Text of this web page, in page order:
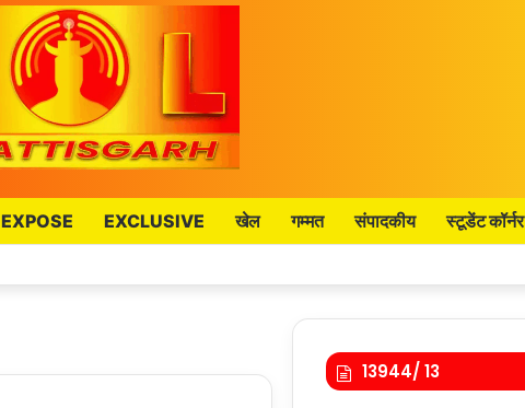
EXPOSE EXCLUSIVE खेल गम्मत संपादकीय स्टूडेंट कॉर्नर
13944/ 13